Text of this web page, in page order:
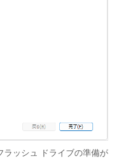
ラッシュ ドライブの準備が